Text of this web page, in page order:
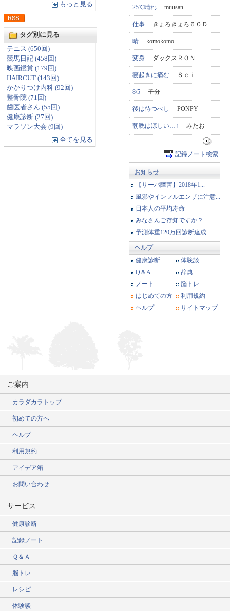
もっと見る
タグ別に見る
テニス (650回)
競馬日記 (458回)
映画鑑賞 (179回)
HAIRCUT (143回)
かかりつけ内科 (92回)
整骨院 (71回)
歯医者さん (55回)
健康診断 (27回)
マラソン大会 (9回)
全てを見る
25℃晴れ muusan
仕事 きょろきょろ６０Ｄ
晴 komokomo
変身 ダックスＲＯＮ
寝起きに痛む Ｓｅｉ
8/5 子分
後は待つべし PONPY
朝晩は涼しい…↑ みたお
記録ノート検索
お知らせ
【サーバ障害】2018年1...
風邪やインフルエンザに注意...
日本人の平均寿命
みなさんご存知ですか？
予測体重120万回診断達成...
ヘルプ
健康診断
体験談
Q＆A
辞典
ノート
脳トレ
はじめての方
利用規約
ヘルプ
サイトマップ
ご案内
カラダカラトップ
初めての方へ
ヘルプ
利用規約
アイデア箱
お問い合わせ
サービス
健康診断
記録ノート
Ｑ＆Ａ
脳トレ
レシピ
体験談